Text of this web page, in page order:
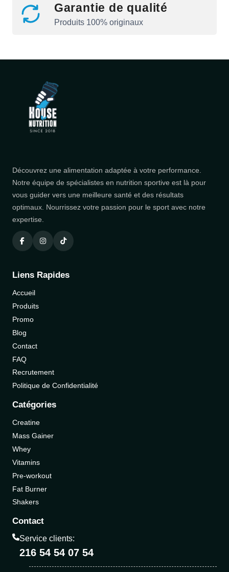
Garantie de qualité
Produits 100% originaux
Découvrez une alimentation adaptée à votre performance.
Notre équipe de spécialistes en nutrition sportive est là pour
vous guider vers une meilleure santé et des résultats
optimaux. Nourrissez votre passion pour le sport avec notre
expertise.
Liens Rapides
Accueil
Produits
Promo
Blog
Contact
FAQ
Recrutement
Politique de Confidentialité
Catégories
Creatine
Mass Gainer
Whey
Vitamins
Pre-workout
Fat Burner
Shakers
Contact
Service clients:
216 54 54 07 54